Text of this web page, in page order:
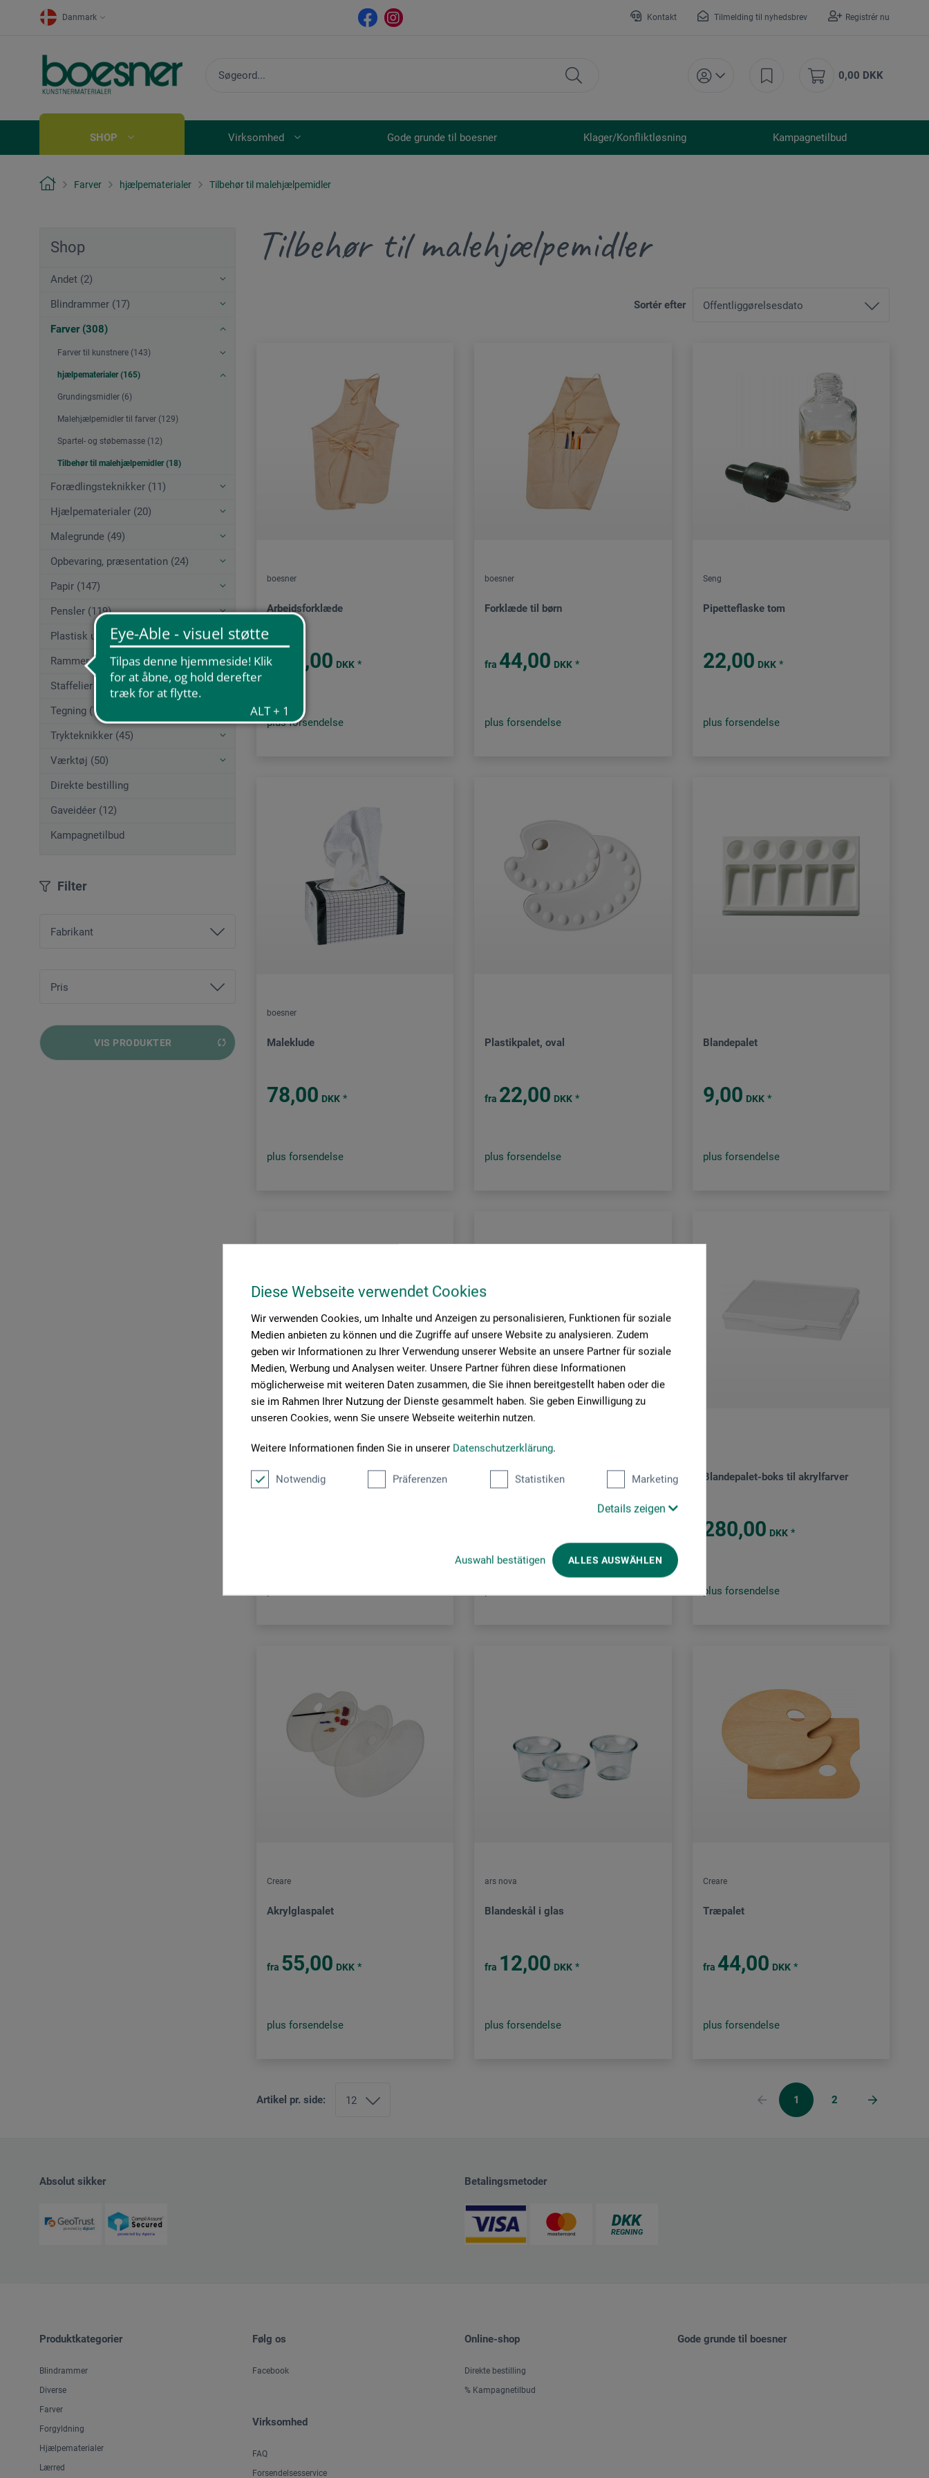
Diese Webseite verwendet Cookies
Wir verwenden Cookies, um Inhalte und Anzeigen zu personalisieren, Funktionen für soziale
Medien anbieten zu können und die Zugriffe auf unsere Website zu analysieren. Zudem
geben wir Informationen zu Ihrer Verwendung unserer Website an unsere Partner für soziale
Medien, Werbung und Analysen weiter. Unsere Partner führen diese Informationen
möglicherweise mit weiteren Daten zusammen, die Sie ihnen bereitgestellt haben oder die
sie im Rahmen Ihrer Nutzung der Dienste gesammelt haben. Sie geben Einwilligung zu
unseren Cookies, wenn Sie unsere Webseite weiterhin nutzen.
Weitere Informationen finden Sie in unserer Datenschutzerklärung.
Notwendig Präferenzen Statistiken Marketing
Details zeigen
Auswahl bestätigen ALLES AUSWÄHLEN
Danmark Kontakt Tilmelding til nyhedsbrev Registrér nu
0,00 DKK
SHOP Virksomhed Gode grunde til boesner Klager/Konfliktløsning Kampagnetilbud
Farver hjælpematerialer Tilbehør til malehjælpemidler
Shop
Andet (2)
Blindrammer (17)
Farver (308)
Farver til kunstnere (143)
hjælpematerialer (165)
Grundingsmidler (6)
Malehjælpemidler til farver (129)
Spartel- og støbemasse (12)
Tilbehør til malehjælpemidler (18)
Forædlingsteknikker (11)
Hjælpematerialer (20)
Malegrunde (49)
Opbevaring, præsentation (24)
Papir (147)
Pensler (119)
Plastisk udformning (70)
Rammer (60)
Staffelier (22)
Tegning (137)
Trykteknikker (45)
Værktøj (50)
Direkte bestilling
Gaveidéer (12)
Kampagnetilbud
Filter
Fabrikant
Color Expert
Creare
Pris
VIS PRODUKTER
Tilbehør til malehjælpemidler
Sortér efter
boesner
Arbejdsforklæde
fra 78,00 DKK *
plus forsendelse
boesner
Forklæde til børn
fra 44,00 DKK *
plus forsendelse
Seng
Pipetteflaske tom
22,00 DKK *
plus forsendelse
boesner
Maleklude
78,00 DKK *
plus forsendelse
Plastikpalet, oval
fra 22,00 DKK *
plus forsendelse
Blandepalet
9,00 DKK *
plus forsendelse
dorée
Paletblok
Goma
Hvid palet Blandepalet-boks til akrylfarver
280,00 DKK *
plus forsendelse
Creare
Akrylglaspalet
fra 55,00 DKK *
plus forsendelse
ars nova
Blandeskål i glas
fra 12,00 DKK *
plus forsendelse
Creare
Træpalet
fra 44,00 DKK *
plus forsendelse
Artikel pr. side: 1 2
Absolut sikker Betalingsmetoder
Produktkategorier
Blindrammer
Diverse
Farver
Forgyldning
Hjælpematerialer
Lærred
Følg os
Facebook
Virksomhed
FAQ
Forsendelsesservice
Online-shop
Direkte bestilling
% Kampagnetilbud
Gode grunde til boesner